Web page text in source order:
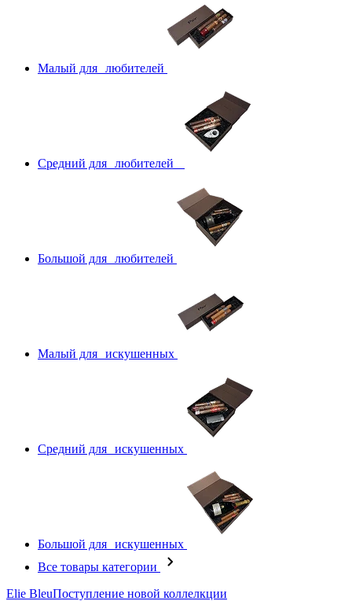
Малый для любителей
Средний для любителей
Большой для любителей
Малый для искушенных
Средний для искушенных
Большой для искушенных
Все товары категории
Elie BleuПоступление новой коллелкции